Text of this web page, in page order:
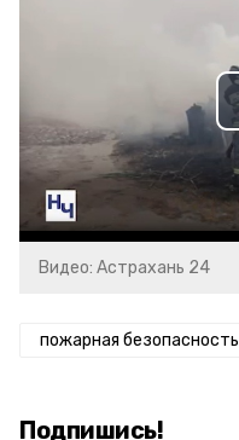
Видео: Астрахань 24
пожарная безопасность
Подпишись!